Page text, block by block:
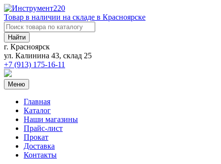
Товар в наличии на складе в Красноярске
Найти
г. Красноярск
ул. Калинина 43, склад 25
+7 (913) 175-16-11
Меню
Главная
Каталог
Наши магазины
Прайс-лист
Прокат
Доставка
Контакты